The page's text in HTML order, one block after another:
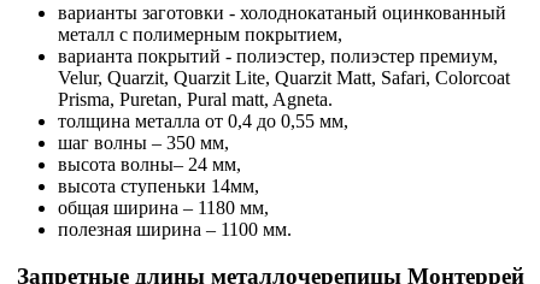
варианты заготовки - холоднокатаный оцинкованный
металл с полимерным покрытием,
варианта покрытий - полиэстер, полиэстер премиум,
Velur, Quarzit, Quarzit Lite, Quarzit Matt, Safari, Colorcoat
Prisma, Puretan, Pural matt, Agneta.
толщина металла от 0,4 до 0,55 мм,
шаг волны – 350 мм,
высота волны– 24 мм,
высота ступеньки 14мм,
общая ширина – 1180 мм,
полезная ширина – 1100 мм.
Запретные длины металлочерепицы Монтеррей